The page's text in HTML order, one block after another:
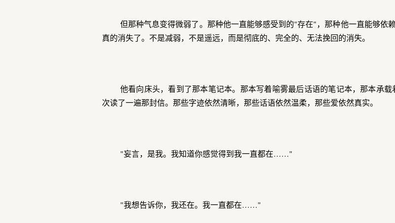
但那种气息变得微弱了。那种他一直能够感受到的"存在"，那种他一直能够依
真的消失了。不是减弱，不是遥远，而是彻底的、完全的、无法挽回的消失。
他看向床头，看到了那本笔记本。那本写着喻雾最后话语的笔记本，那本承
次读了一遍那封信。那些字迹依然清晰，那些话语依然温柔，那些爱依然真实。
"妄言，是我。我知道你感觉得到我一直都在……"
"我想告诉你，我还在。我一直都在……"